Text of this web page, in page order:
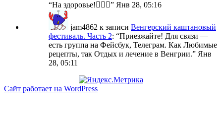
“На здоровье!🙋🏼‍♀️” Янв 28, 05:16
jam4862 к записи Венгерский каштановый
фестиваль. Часть 2: “Приезжайте! Для связи —
есть группа на Фейсбук, Телеграм. Как Любимые
рецепты, так Отдых и лечение в Венгрии.” Янв
28, 05:11
Сайт работает на WordPress